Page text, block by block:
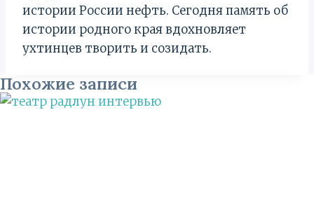
истории России нефть. Сегодня память об
истории родного края вдохновляет
ухтинцев творить и созидать.
Похожие записи